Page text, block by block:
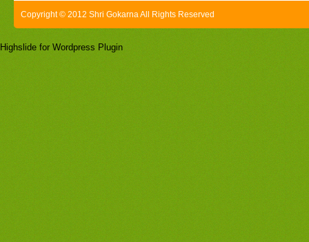
Copyright © 2012 Shri Gokarna All Rights Reserved
Highslide for Wordpress Plugin